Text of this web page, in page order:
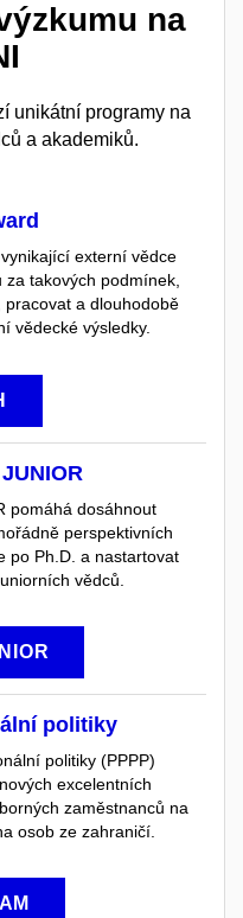
na
unikátní programy na
a akademiků.
externí vědce
za takových podmínek,
a dlouhodobě
vědecké výsledky.
pomáhá dosáhnout
perspektivních
po Ph.D. a nastartovat
vědců.
politiky
politiky (PPPP)
excelentních
zaměstnanců na
osob ze zahraničí.